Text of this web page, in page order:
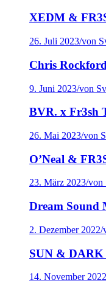
XEDM &
26. Juli 2023/von
Chris
9. Juni 2023/von
BVR. x Fr3sh
26. Mai 2023/von
O’Neal &
23. März 2023/von
Dream Sound
2. Dezember 2022/
SUN & DARK
14. November 2022